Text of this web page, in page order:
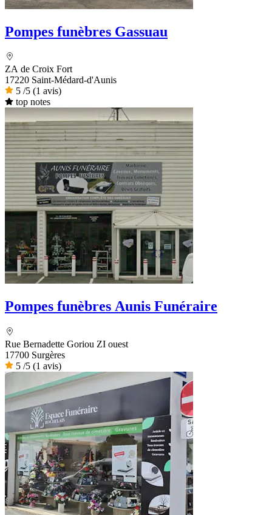
Pompes funèbres Gassuau
ZA de Croix Fort
17220 Saint-Médard-d'Aunis
5 /5 (1 avis)
top notes
Pompes funèbres Aunis Funéraire
Rue Bernadette Goriou ZI ouest
17700 Surgères
5 /5 (1 avis)